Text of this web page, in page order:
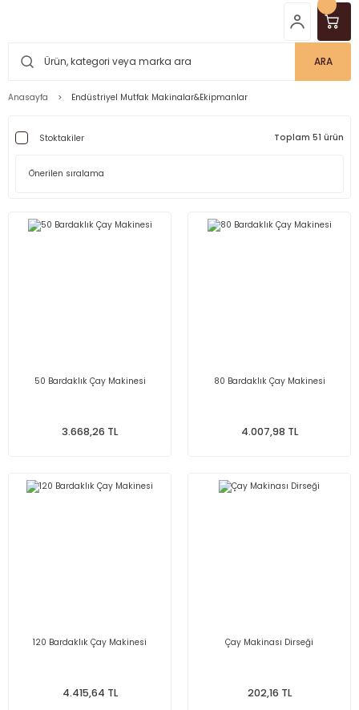
ARA
Anasayfa Endüstriyel Mutfak Makinalar&Ekipmanlar
Stoktakiler Toplam 51 ürün
50 Bardaklık Çay Makinesi
3.668,26 TL
80 Bardaklık Çay Makinesi
4.007,98 TL
120 Bardaklık Çay Makinesi
4.415,64 TL
Çay Makinası Dirseği
202,16 TL